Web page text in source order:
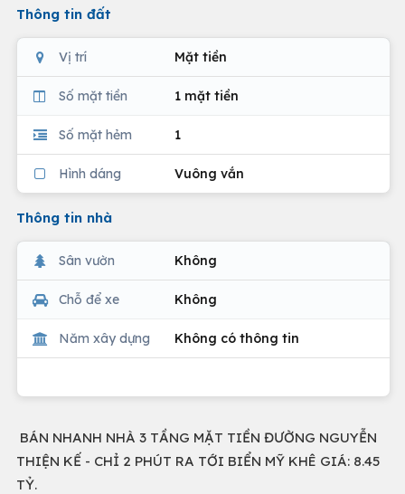
Thông tin đất
Vị trí Mặt tiền
Số mặt tiền 1 mặt tiền
Số mặt hẻm 1
Hình dáng Vuông vắn
Thông tin nhà
Sân vườn Không
Chỗ để xe Không
Năm xây dựng Không có thông tin
BÁN NHANH NHÀ 3 TẦNG MẶT TIỀN ĐƯỜNG NGUYỄN
THIỆN KẾ - CHỈ 2 PHÚT RA TỚI BIỂN MỸ KHÊ GIÁ: 8.45
TỶ.